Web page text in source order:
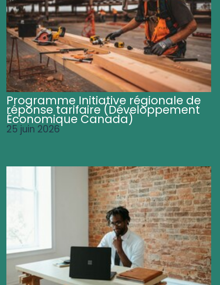
Programme Initiative régionale de
réponse tarifaire (Développement
Économique Canada)
25 juin 2026